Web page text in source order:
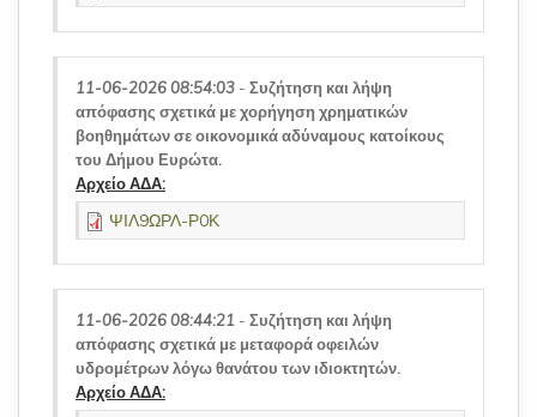
11-06-2026 08:54:03 - Συζήτηση και λήψη
απόφασης σχετικά με χορήγηση χρηματικών
βοηθημάτων σε οικονομικά αδύναμους κατοίκους
του Δήμου Ευρώτα.
Αρχείο ΑΔΑ:
ΨΙΛ9ΩΡΛ-Ρ0Κ
11-06-2026 08:44:21 - Συζήτηση και λήψη
απόφασης σχετικά με μεταφορά οφειλών
υδρομέτρων λόγω θανάτου των ιδιοκτητών.
Αρχείο ΑΔΑ: